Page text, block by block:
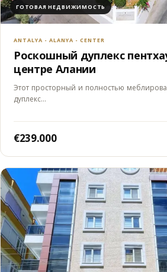
ГОТОВАЯ НЕДВИЖИМОСТЬ
ANTALYA - ALANYA - CENTER
Роскошный дуплекс
центре Алании
Этот просторный и полностью
дуплекс…
€239.000